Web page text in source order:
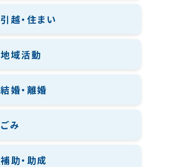
引越・住まい
地域活動
結婚・離婚
ごみ
補助・助成